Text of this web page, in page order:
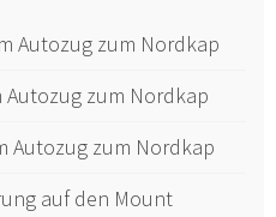
Autozug zum Nordkap
Autozug zum Nordkap
Autozug zum Nordkap
auf den Mount